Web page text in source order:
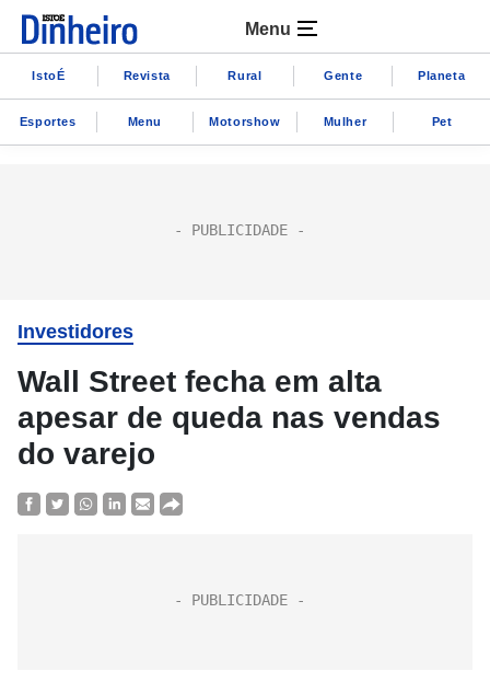
Menu
IstoÉ Revista Rural Gente Planeta
Esportes Menu Motorshow Mulher Pet
Investidores
Wall Street fecha em alta
apesar de queda nas vendas
do varejo